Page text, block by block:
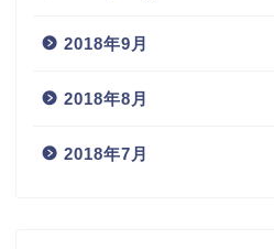
2018年9月
2018年8月
2018年7月